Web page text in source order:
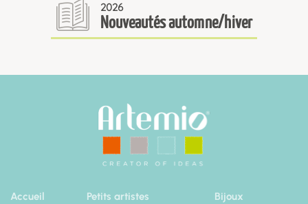
2026
Nouveautés automne/hiver
Accueil Petits artistes Bijoux